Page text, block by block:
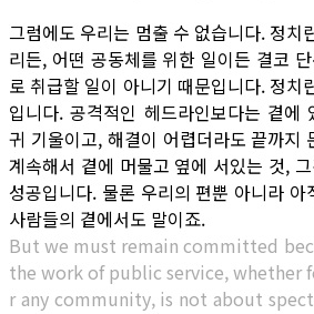
그럼에도 우리는 멈출 수 없습니다. 정치
리든, 어떤 공동체를 위한 일이든 결코
로 취급할 일이 아니기 때문입니다. 정치
입니다. 공격적인 헤드라인보다는 곁에
귀 기울이고, 해결이 어렵더라도 끝까지
계속해서 곁에 머물고 옆에 서있는 것,
성공입니다. 물론 우리의 편뿐 아니라
사람들의 곁에서도 말이죠.
But we must remain committed
the work of public service, whether
r any community, is not about